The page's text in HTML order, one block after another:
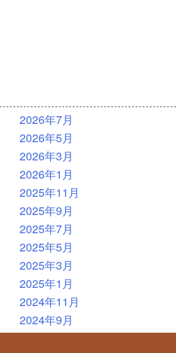
2026年7月
2026年5月
2026年3月
2026年1月
2025年11月
2025年9月
2025年7月
2025年5月
2025年3月
2025年1月
2024年11月
2024年9月